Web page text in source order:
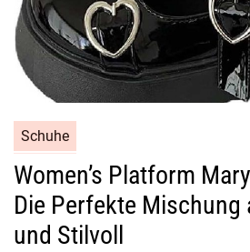
Schuhe
Women’s Platform
Die Perfekte Mischung
und Stilvoll